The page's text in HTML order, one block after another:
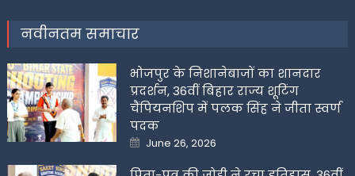
नवीनतम समाचार
भोजपुर के निशानेबाजों का शानदार
प्रदर्शन, 36वीं बिहार राज्य शूटिंग
चैंपियनशिप में पलक सिंह ने जीता स्वर्ण
पदक
Posted
on
June 26, 2026